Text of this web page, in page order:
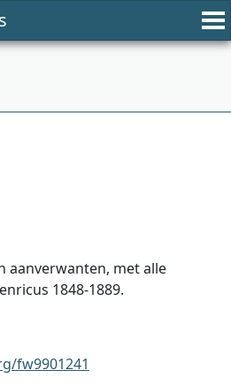
aanverwanten, met alle
1848-1889.
fw9901241